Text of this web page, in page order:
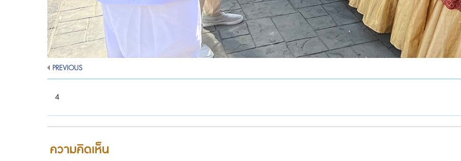
PREVIOUS
4
ความคิดเห็น